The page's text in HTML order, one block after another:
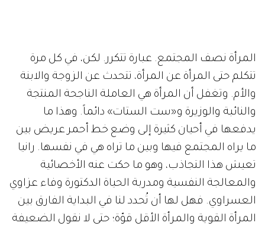
المرأة نصف المجتمع. عبارة تتكرر. لكن، في كل مرة
تتكلم حتى المرأة عن المرأة، تتحدث عن الزوجة والابنة
والأم. وتغفل أن المرأة هي العاملة الناجحة المنتجة
والنائبة والوزيرة و«ست الستات» دائماً. وهذا ما
يدفعها في أحيان كثيرة إلى وضع خط أحمر عريض بين
ما يراه المجتمع فيها وبين ما تراه هي في نفسها. رانيا
تعيش هذا التجاذب، وهو ما حكت عنه الأخصائية
والمعالجة النفسية ومدربة الحياة الدكتورة وفاء عزاوي
العسراوي. فهل لها أن تُحدد لنا في البداية الفارق بين
المرأة القوية والمرأة الأقل قوّة؛ حتى لا نقول الضعيفة